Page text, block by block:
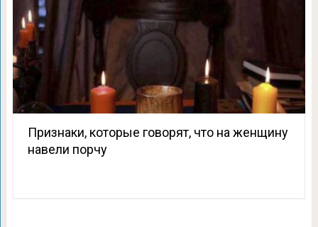
Признаки, которые говорят, что на женщину
навели порчу